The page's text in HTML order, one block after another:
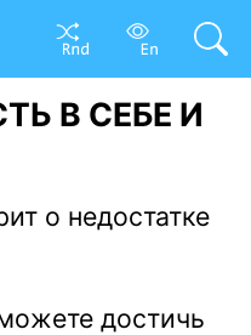
В СЕБЕ И
о недостатке
достичь